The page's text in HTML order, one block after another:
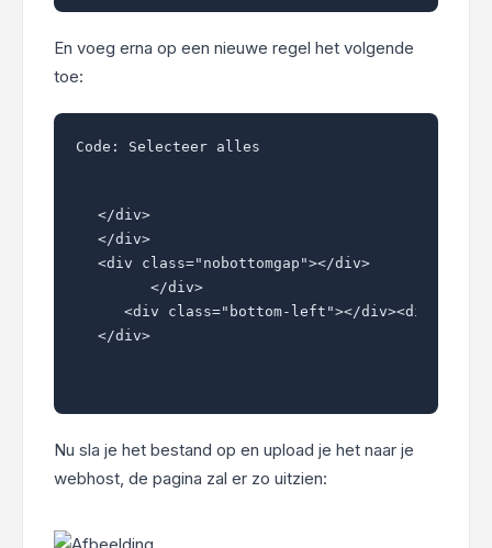
En voeg erna op een nieuwe regel het volgende
toe:
Code: Selecteer alles
</div>
</div>
<div class="nobottomgap"></div>
      </div>
<div class="bottom-left"></div><div
Nu sla je het bestand op en upload je het naar je
webhost, de pagina zal er zo uitzien: